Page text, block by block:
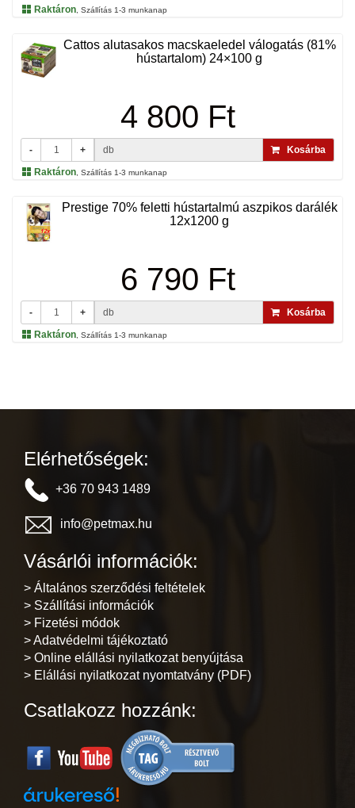
Raktáron , Szállítás 1-3 munkanap
Cattos alutasakos macskaeledel válogatás (81%
hústartalom) 24×100 g
4 800 Ft
- + db
Kosárba
Raktáron , Szállítás 1-3 munkanap
Prestige 70% feletti hústartalmú aszpikos darálék
12x1200 g
6 790 Ft
- + db
Kosárba
Raktáron , Szállítás 1-3 munkanap
Elérhetőségek:
+36 70 943 1489
info@petmax.hu
Vásárlói információk:
> Általános szerződési feltételek
> Szállítási információk
> Fizetési módok
> Adatvédelmi tájékoztató
> Online elállási nyilatkozat benyújtása
> Elállási nyilatkozat nyomtatvány (PDF)
Csatlakozz hozzánk: